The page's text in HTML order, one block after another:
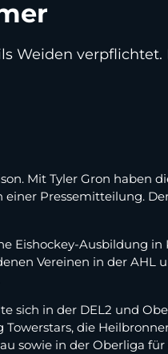
Weiden
Mit Tyler Gron haben
Pressemitteilung.
Eishockey-Ausbildung
Vereinen in der AHL
sich in der DEL2 und
die
sowie in der Oberliga